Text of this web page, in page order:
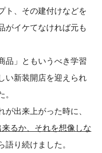
ト、その建付けなどを
がイケてなければ元も
品」ともいうべき学習
い新装開店を迎えられ
。
が出来上がった時に、
るか、それを想像しな
語り続けました。